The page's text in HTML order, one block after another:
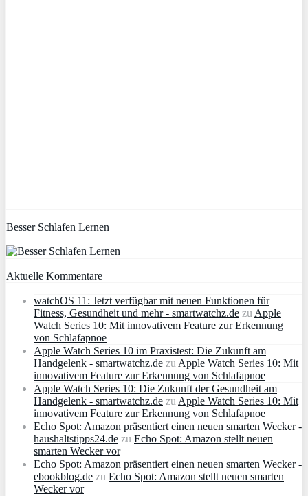
Besser Schlafen Lernen
Aktuelle Kommentare
watchOS 11: Jetzt verfügbar mit neuen Funktionen für
Fitness, Gesundheit und mehr - smartwatchz.de zu Apple
Watch Series 10: Mit innovativem Feature zur Erkennung
von Schlafapnoe
Apple Watch Series 10 im Praxistest: Die Zukunft am
Handgelenk - smartwatchz.de zu Apple Watch Series 10: Mit
innovativem Feature zur Erkennung von Schlafapnoe
Apple Watch Series 10: Die Zukunft der Gesundheit am
Handgelenk - smartwatchz.de zu Apple Watch Series 10: Mit
innovativem Feature zur Erkennung von Schlafapnoe
Echo Spot: Amazon präsentiert einen neuen smarten Wecker -
haushaltstipps24.de zu Echo Spot: Amazon stellt neuen
smarten Wecker vor
Echo Spot: Amazon präsentiert einen neuen smarten Wecker -
ebookblog.de zu Echo Spot: Amazon stellt neuen smarten
Wecker vor